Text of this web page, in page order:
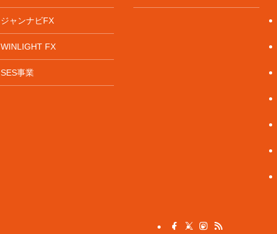
ジャンナビFX
WINLIGHT FX
SES事業